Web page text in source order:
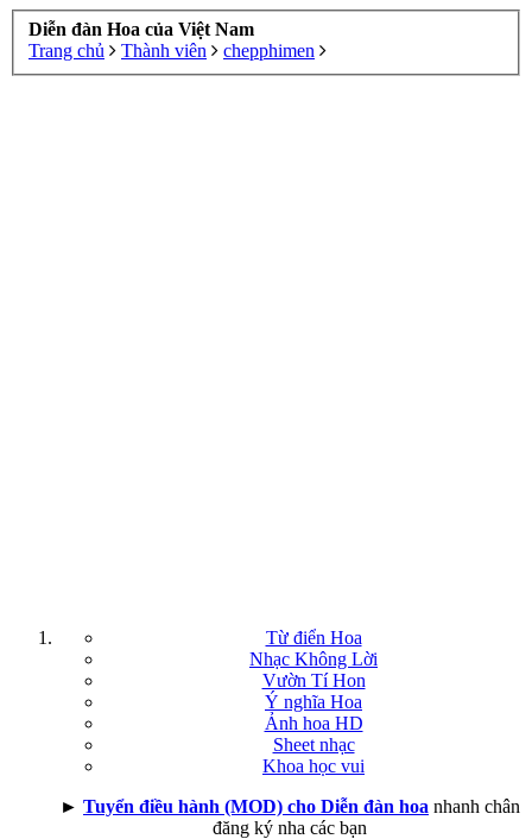
Diễn đàn Hoa của Việt Nam
Trang chủ
Thành viên chepphimen
Từ điển Hoa
Nhạc Không Lời
Vườn Tí Hon
Ý nghĩa Hoa
Ảnh hoa HD
Sheet nhạc
Khoa học vui
► Tuyển điều hành (MOD) cho Diễn đàn hoa nhanh chân
đăng ký nha các bạn